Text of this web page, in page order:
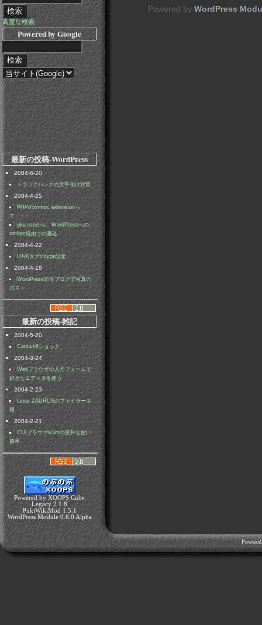
高度な検索
Powered by Google
最新の投稿-WordPress
2004-6-20
トラックバックの文字化け対策
2004-4-25
PHPのxmlrpc extensionっ
て・・・
glucoseから、WordPressへの
xmlrpc経由での書込
2004-4-22
LINKタグのtype設定
2004-4-18
WordPressのモブログで写真の
ポスト
最新の投稿-雑記
2004-5-20
Catzwolfショック
2004-3-24
Webブラウザの入力フォームで
好きなエディタを使う
2004-2-23
Linux ZAURUSのファイラー２
種
2004-2-21
CUIブラウザw3mの意外な使い
勝手
Powered by XOOPS Cube
Legacy 2.1.8
PukiWikiMod 1.5.1
WordPress Module 0.6.0 Alpha
Powered by WordPress